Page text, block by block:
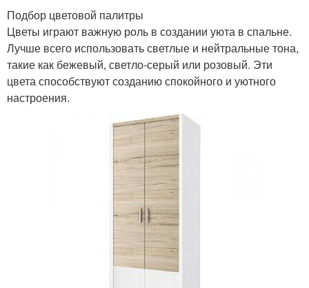
Подбор цветовой палитры
Цветы играют важную роль в создании уюта в спальне.
Лучше всего использовать светлые и нейтральные тона,
такие как бежевый, светло-серый или розовый. Эти
цвета способствуют созданию спокойного и уютного
настроения.